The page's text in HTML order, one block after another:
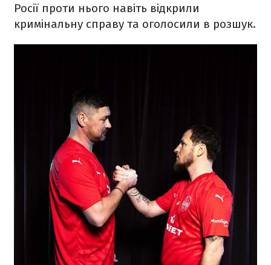
Росії проти нього навіть відкрили
кримінальну справу та оголосили в розшук.